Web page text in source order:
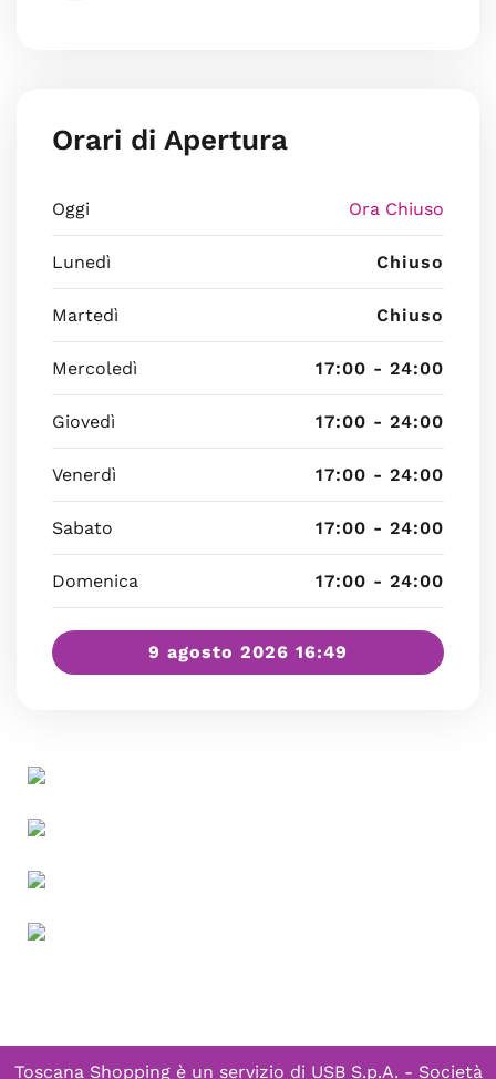
Orari di Apertura
Oggi Ora Chiuso
Lunedì Chiuso
Martedì Chiuso
Mercoledì 17:00 - 24:00
Giovedì 17:00 - 24:00
Venerdì 17:00 - 24:00
Sabato 17:00 - 24:00
Domenica 17:00 - 24:00
9 agosto 2026 16:49
Toscana Shopping è un servizio di USB S.p.A. - Società